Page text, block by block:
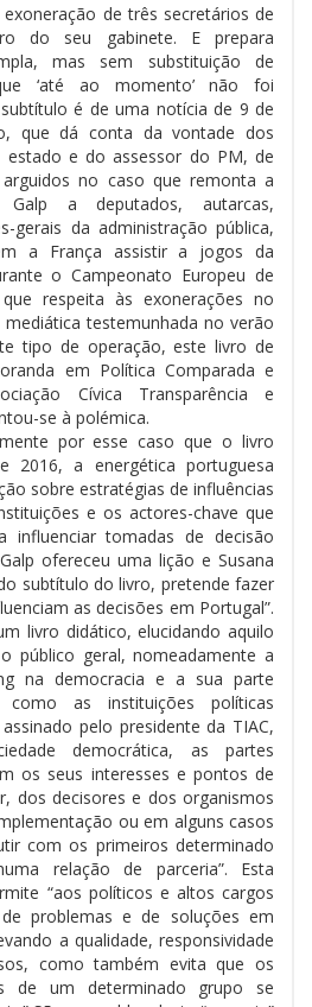
exoneração de três secretários de
do seu gabinete. E prepara
mas sem substituição de
‘até ao momento’ não foi
é de uma notícia de 9 de
que dá conta da vontade dos
estado e do assessor do PM, de
no caso que remonta a
a deputados, autarcas,
gerais da administração pública,
a França assistir a jogos da
o Campeonato Europeu de
respeita às exonerações no
testemunhada no verão
tipo de operação, este livro de
em Política Comparada e
Cívica Transparência e
se à polémica.
por esse caso que o livro
2016, a energética portuguesa
sobre estratégias de influências
e os actores-chave que
influenciar tomadas de decisão
ofereceu uma lição e Susana
subtítulo do livro, pretende fazer
as decisões em Portugal”.
livro didático, elucidando aquilo
público geral, nomeadamente a
na democracia e a sua parte
as instituições políticas
pelo presidente da TIAC,
democrática, as partes
os seus interesses e pontos de
dos decisores e dos organismos
ou em alguns casos
com os primeiros determinado
relação de parceria”. Esta
“aos políticos e altos cargos
problemas e de soluções em
a qualidade, responsividade
como também evita que os
de um determinado grupo se